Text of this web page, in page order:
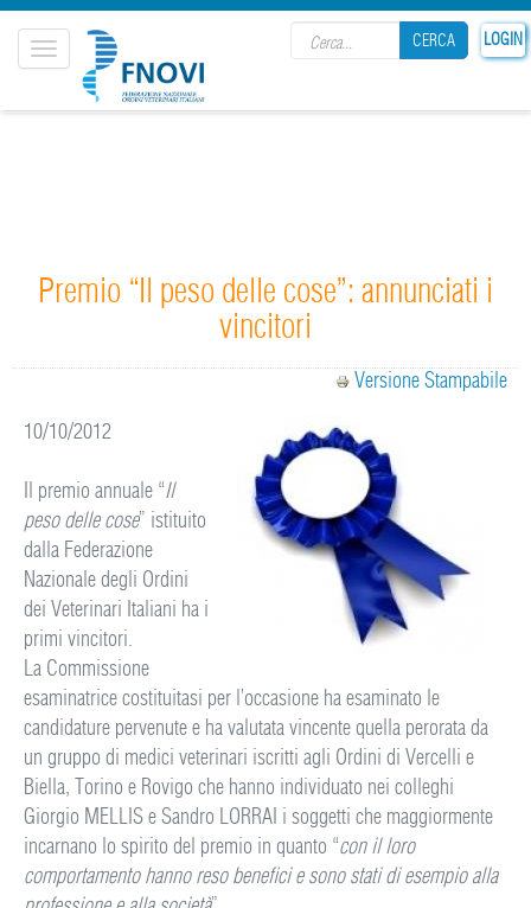
LOGIN
CERCA
Toggle
navigation
Premio “Il peso delle cose”: annunciati i
vincitori
Versione Stampabile
10/10/2012
Il premio annuale “Il
peso delle cose” istituito
dalla Federazione
Nazionale degli Ordini
dei Veterinari Italiani ha i
primi vincitori.
La Commissione
esaminatrice costituitasi per l’occasione ha esaminato le
candidature pervenute e ha valutata vincente quella perorata da
un gruppo di medici veterinari iscritti agli Ordini di Vercelli e
Biella, Torino e Rovigo che hanno individuato nei colleghi
Giorgio MELLIS e Sandro LORRAI i soggetti che maggiormente
incarnano lo spirito del premio in quanto “con il loro
comportamento hanno reso benefici e sono stati di esempio alla